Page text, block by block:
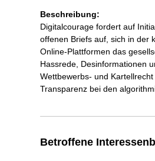
Beschreibung:
Digitalcourage fordert auf
offenen Briefs auf, sich in der
Online-Plattformen das
Hassrede, Desinformationen
Wettbewerbs- und
Transparenz bei den
Betroffene